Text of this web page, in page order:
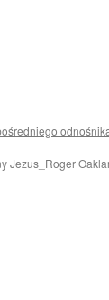
Jezus_Roger